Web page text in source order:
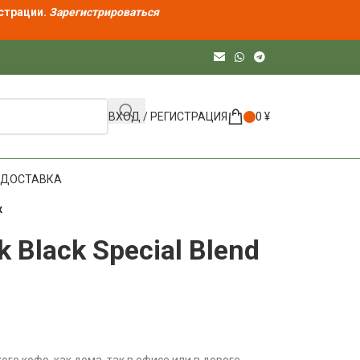
Зарегистрироваться
ВХОД / РЕГИСТРАЦИЯ 0 ¥
ДОСТАВКА
Black Special Blend